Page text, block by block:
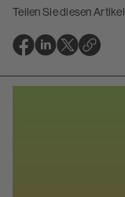
Teilen Sie diesen Artikel